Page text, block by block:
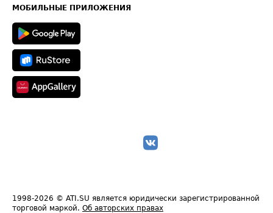
Техническая информация
МОБИЛЬНЫЕ ПРИЛОЖЕНИЯ
1998-2026 © ATI.SU является юридически зарегистрированной
торговой маркой. Об авторских правах